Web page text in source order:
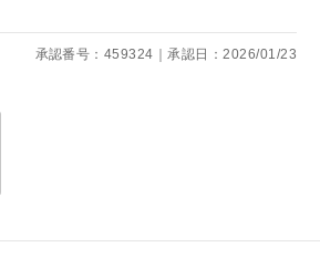
承認番号：459324｜承認日：2026/01/23